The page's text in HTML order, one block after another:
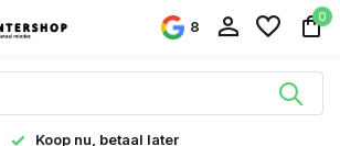
8
0
Koop nu, betaal later